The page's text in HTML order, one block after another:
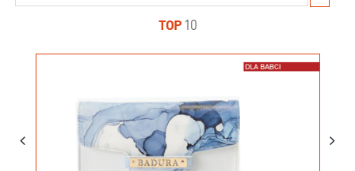
TOP 10